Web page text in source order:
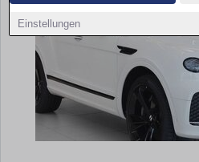
Einstellungen